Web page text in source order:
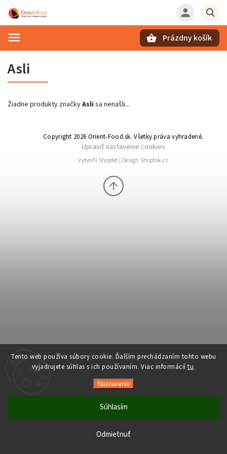
Tento web používa súbory cookie. Ďalším prechádzaním tohto webu
vyjadrujete súhlas s ich používaním. Viac informácií tu.
Nastavenie
Odmietnuť
Súhlasím
Počas horúcich dní neodporúčame doručenie do ParcelBoxov.
Produkty citlivé na vysoké teploty nemusia byť pri prevzatí v
Prázdny košík
Asli
Žiadne produkty značkyAsli sa nenašli...
Copyright 2026 Orient-Food.sk. Všetky práva vyhradené.
Upraviť nastavenie cookies
Vytvořil Shoptet| Design Shoptak.cz